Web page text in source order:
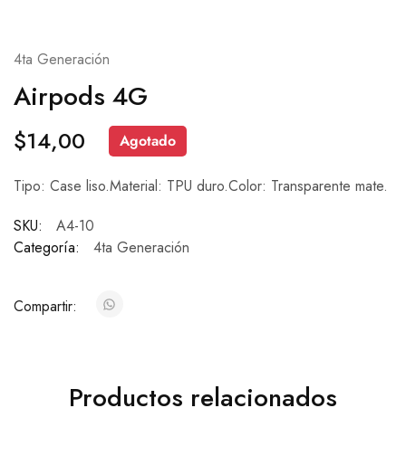
4ta Generación
Airpods 4G
$14,00 Agotado
Tipo: Case liso.Material: TPU duro.Color: Transparente mate.
SKU:
A4-10
Categoría:
4ta Generación
Compartir:
Productos relacionados